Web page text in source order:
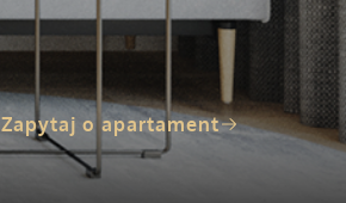
Zapytaj o apartament